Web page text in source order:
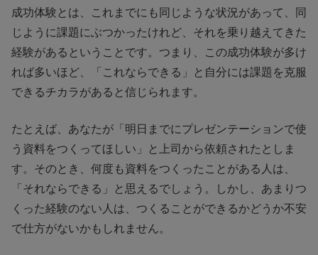
成功体験とは、これまでにも同じような状況があって、同
じように課題にぶつかったけれど、それを乗り越えてきた
経験があるということです。つまり、この成功体験が多け
れば多いほど、「これならできる」と自分には課題を克服
できるチカラがあると信じられます。
たとえば、あなたが「明日までにプレゼンテーションで使
う資料をつくってほしい」と上司から依頼されたとしま
す。そのとき、何度も資料をつくったことがある人は、
「それならできる」と思えるでしょう。しかし、あまりつ
くった経験のない人は、つくることができるかどうか不安
で仕方がないかもしれません。